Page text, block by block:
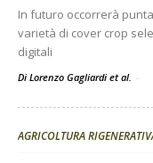
In futuro occorrerà
varietà di cover crop
digitali
Di Lorenzo Gagliardi et al. -
AGRICOLTURA